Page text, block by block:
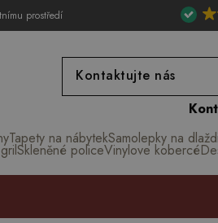
prostředí
Kontaktujte nás
Tapety na nábytekSamolepky na
Skleněné policeVinylove kobercé